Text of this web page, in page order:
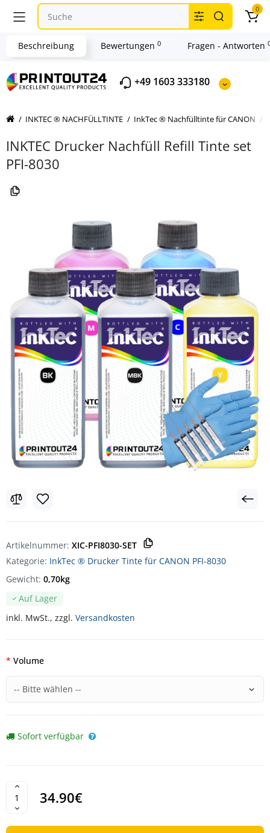
+49 1603 333180
0
INKTEC ® NACHFÜLLTINTE InkTec ® Nachfülltinte für CANON
INKTEC Drucker Nachfüll Refill Tinte set
PFI-8030
Artikelnummer: XIC-PFI8030-SET
Kategorie: InkTec ® Drucker Tinte für CANON PFI-8030
Auf Lager
inkl. MwSt., zzgl. Versandkosten
Gewicht: 0,70kg
Volume
Sofort verfügbar
34.90€
Beschreibung Bewertungen 0 Fragen - Antworten